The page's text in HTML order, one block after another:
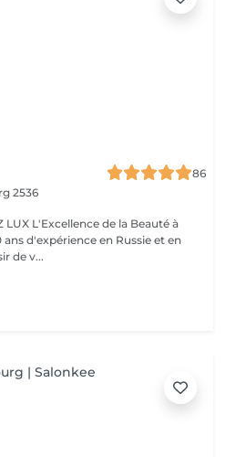
86
2536
LUX L'Excellence de la Beauté à
de v...